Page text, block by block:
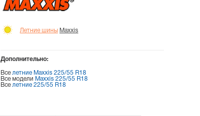
Летние шины Maxxis
Дополнительно:
Все летние Maxxis 225/55 R18
Все модели Maxxis 225/55 R18
Все летние 225/55 R18